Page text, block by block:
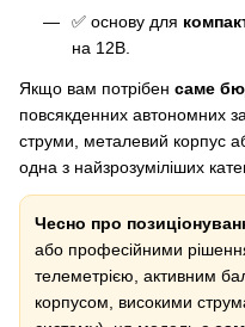
✅ основу для
на 12В.
Якщо вам потрібен саме
повсякденних автономних
струми, металевий корпус
одна з найзрозуміліших
Чесно про
або професійними
телеметрією, активним
корпусом, високими